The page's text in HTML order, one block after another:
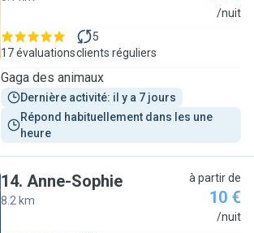
/nuit
17 évaluations
5
clients réguliers
Gaga des animaux
Dernière activité: il y a 7 jours
Répond habituellement dans les une
heure
14. Anne-Sophie
8.2 km
à partir de
10 €
/nuit